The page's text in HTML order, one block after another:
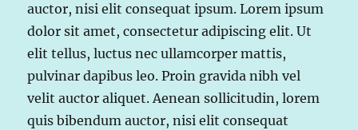
auctor, nisi elit consequat ipsum. Lorem ipsum
dolor sit amet, consectetur adipiscing elit. Ut
elit tellus, luctus nec ullamcorper mattis,
pulvinar dapibus leo. Proin gravida nibh vel
velit auctor aliquet. Aenean sollicitudin, lorem
quis bibendum auctor, nisi elit consequat